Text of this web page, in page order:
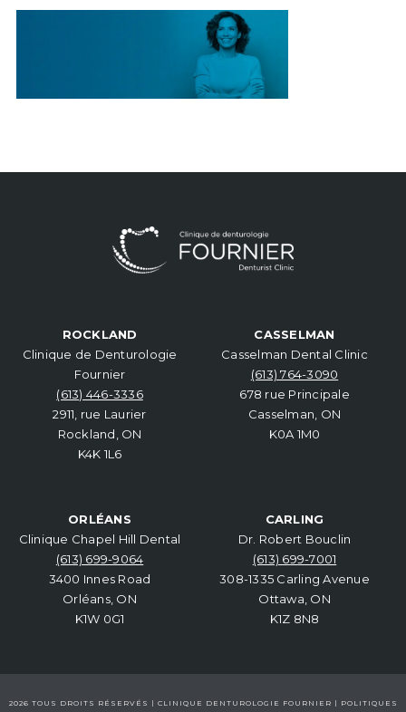
ROCKLAND
Clinique de Denturologie
Fournier
(613) 446-3336
2911, rue Laurier
Rockland, ON
K4K 1L6
CASSELMAN
Casselman Dental Clinic
(613) 764-3090
678 rue Principale
Casselman, ON
K0A 1M0
ORLÉANS
Clinique Chapel Hill Dental
(613) 699-9064
3400 Innes Road
Orléans, ON
K1W 0G1
CARLING
Dr. Robert Bouclin
(613) 699-7001
308-1335 Carling Avenue
Ottawa, ON
K1Z 8N8
2026 TOUS DROITS RÉSERVÉS | CLINIQUE DENTUROLOGIE FOURNIER | POLITIQUES